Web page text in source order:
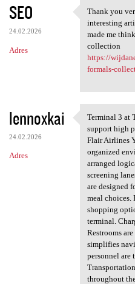
SEO
24.02.2026
Adres
Thank you
Thank you
interesting
made me
collection
https://
formals-
lennoxkai
24.02.2026
Adres
Terminal 3
Terminal 3 at
support high
Flair Airlines
organized
arranged
screening
are designed
meal choices.
shopping
terminal.
Restrooms
simplifies
personnel are
throughout